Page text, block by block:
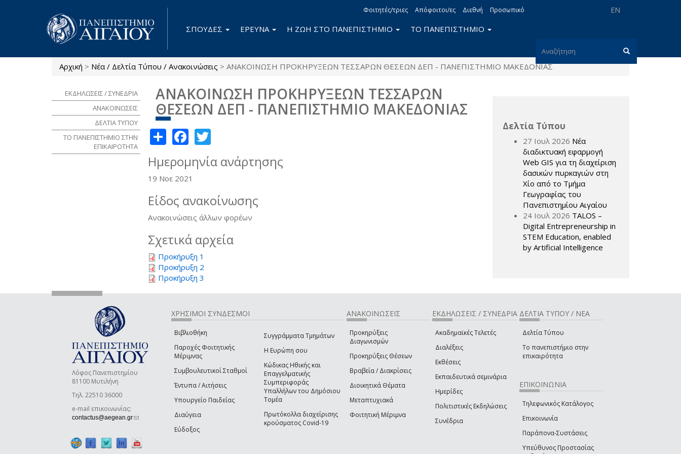
EN
Φοιτητές/τριες Απόφοιτοι/ες Διεθνή Προσωπικό
Φόρμα
αναζήτησης
Αναζήτηση
ΣΠΟΥΔΕΣ ΕΡΕΥΝΑ Η ΖΩΗ ΣΤΟ ΠΑΝΕΠΙΣΤΗΜΙΟ ΤΟ ΠΑΝΕΠΙΣΤΗΜΙΟ
Είστε εδώ
Αρχική > Νέα / Δελτία Τύπου / Ανακοινώσεις > ΑΝΑΚΟΙΝΩΣΗ ΠΡΟΚΗΡΥΞEΩΝ ΤΕΣΣΑΡΩΝ ΘΕΣΕΩΝ ΔΕΠ - ΠΑΝΕΠΙΣΤΗΜΙΟ ΜΑΚΕΔΟΝΙΑΣ
ΑΝΑΚΟΙΝΩΣΗ ΠΡΟΚΗΡΥΞEΩΝ ΤΕΣΣΑΡΩΝ
ΘΕΣΕΩΝ ΔΕΠ - ΠΑΝΕΠΙΣΤΗΜΙΟ ΜΑΚΕΔΟΝΙΑΣ
ShareFacebook
Ημερομηνία ανάρτησης
19 Νοε 2021
Είδος ανακοίνωσης
Ανακοινώσεις άλλων φορέων
Σχετικά αρχεία
Προκήρυξη 1
Προκήρυξη 2
Προκήρυξη 3
ΕΚΔΗΛΩΣΕΙΣ / ΣΥΝΕΔΡΙΑ
ΑΝΑΚΟΙΝΩΣΕΙΣ
ΔΕΛΤΙΑ ΤΥΠΟΥ
ΤΟ ΠΑΝΕΠΙΣΤΗΜΙΟ ΣΤΗΝ
ΕΠΙΚΑΙΡΟΤΗΤΑ
Δελτία Τύπου
27 Ιουλ 2026 Νέα
διαδικτυακή εφαρμογή
Web GIS για τη διαχείριση
δασικών πυρκαγιών στη
Χίο από το Τμήμα
Γεωγραφίας του
Πανεπιστημίου Αιγαίου
24 Ιουλ 2026 TALOS –
Digital Entrepreneurship in
STEM Education, enabled
by Artificial Intelligence
Λόφος Πανεπιστημίου
81100 Μυτιλήνη
Τηλ. 22510 36000
e-mail επικοινωνίας:
contactus@aegean.gr(link sends e-mail)
ΧΡΗΣΙΜΟΙ ΣΥΝΔΕΣΜΟΙ
Βιβλιοθήκη
Παροχές Φοιτητικής
Μέριμνας
Συμβουλευτικοί Σταθμοί
Έντυπα / Αιτήσεις
Υπουργείο Παιδείας
Διαύγεια
Εύδοξος
Συγγράμματα Τμημάτων
Η Ευρώπη σου
Κώδικας Ηθικής και
Επαγγελματικής
Συμπεριφοράς
Υπαλλήλων του Δημόσιου
Τομέα
Πρωτόκολλα διαχείρισης
κρούσματος Covid-19
ΑΝΑΚΟΙΝΩΣΕΙΣ
Προκηρύξεις
Διαγωνισμών
Προκηρύξεις Θέσεων
Βραβεία / Διακρίσεις
Διοικητικά Θέματα
Μεταπτυχιακά
Φοιτητική Μέριμνα
ΕΚΔΗΛΩΣΕΙΣ / ΣΥΝΕΔΡΙΑ
Ακαδημαϊκές Τελετές
Διαλέξεις
Εκθέσεις
Εκπαιδευτικά σεμινάρια
Ημερίδες
Πολιτιστικές Εκδηλώσεις
Συνέδρια
ΔΕΛΤΙΑ ΤΥΠΟΥ / ΝΕΑ
Δελτία Τύπου
Το πανεπιστήμιο στην
επικαιρότητα
ΕΠΙΚΟΙΝΩΝΙΑ
Τηλεφωνικός Κατάλογος
Επικοινωνία
Παράπονα-Συστάσεις
Υπεύθυνος Προστασίας